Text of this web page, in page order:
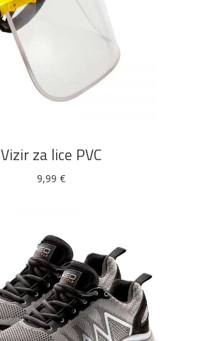
DODAJ U KOŠARICU
Vizir za lice PVC
9,99 €